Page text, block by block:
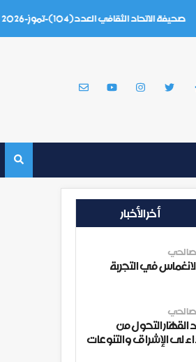
الاتحاد الثقافي العدد(104)-تموز-2026
أخر الأخبار
في التجربة
القهّار التحول من
لى الإشراق والتنوعات